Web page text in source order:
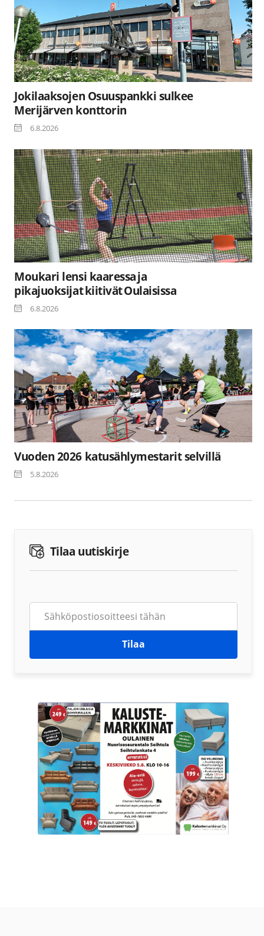
Jokilaaksojen Osuuspankki sulkee
Merijärven konttorin
6.8.2026
Moukari lensi kaaressa ja
pikajuoksijat kiitivät Oulaisissa
6.8.2026
Vuoden 2026 katusählymestarit selvillä
5.8.2026
Tilaa uutiskirje
Tilaa